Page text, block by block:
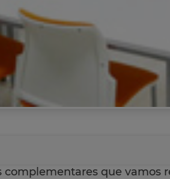
complementares que vamos